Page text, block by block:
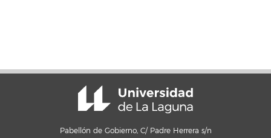
Pabellón de Gobierno, C/ Padre Herrera s/n